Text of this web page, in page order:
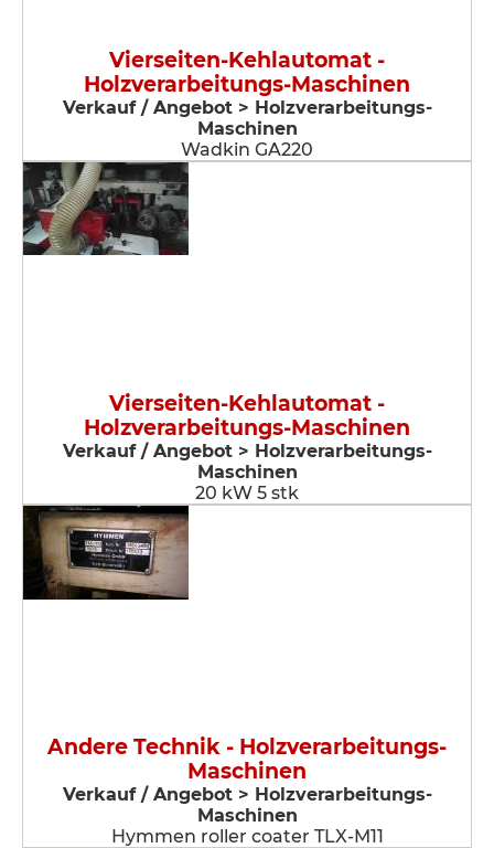
Vierseiten-Kehlautomat -
Holzverarbeitungs-Maschinen
Verkauf / Angebot > Holzverarbeitungs-
Maschinen
Wadkin GA220
Vierseiten-Kehlautomat -
Holzverarbeitungs-Maschinen
Verkauf / Angebot > Holzverarbeitungs-
Maschinen
20 kW 5 stk
Andere Technik - Holzverarbeitungs-
Maschinen
Verkauf / Angebot > Holzverarbeitungs-
Maschinen
Hymmen roller coater TLX-M11